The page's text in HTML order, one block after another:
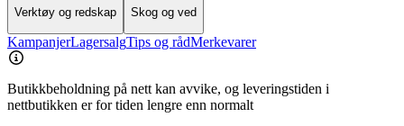
Verktøy og redskap Skog og ved
KampanjerLagersalgTips og rådMerkevarer
Butikkbeholdning på nett kan avvike, og leveringstiden i
nettbutikken er for tiden lengre enn normalt